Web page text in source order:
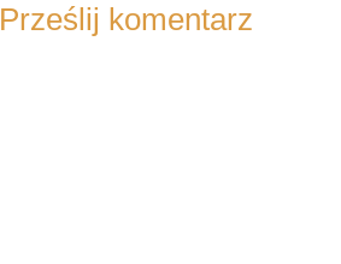
Prześlij komentarz